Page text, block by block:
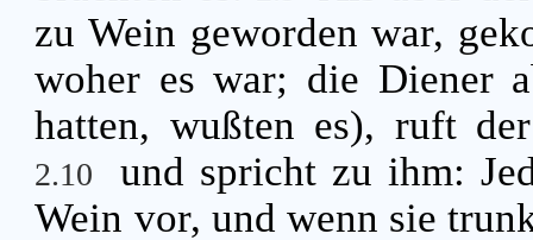
zu Wein geworden war,
woher es war; die Diener
hatten, wußten es), ruft
2.10
und spricht zu ihm:
Wein vor, und wenn sie